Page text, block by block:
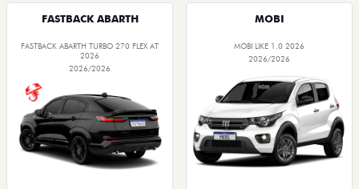
FASTBACK ABARTH
FASTBACK ABARTH TURBO 270 FLEX AT
2026
2026/2026
MOBI
MOBI LIKE 1.0 2026
2026/2026